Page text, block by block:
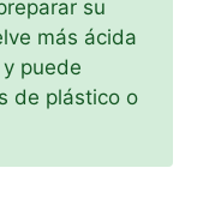
su
más ácida
puede
de plástico o